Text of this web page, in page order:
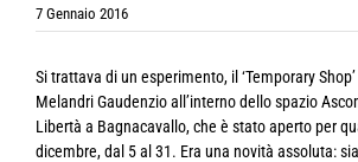
7 Gennaio 2016
Si trattava di un esperimento, il ‘Temporary
Melandri Gaudenzio all’interno dello spazio
Libertà a Bagnacavallo, che è stato aperto per
dicembre, dal 5 al 31. Era una novità assoluta: